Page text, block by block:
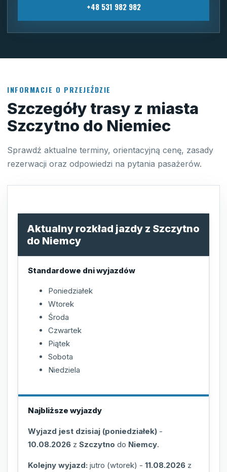
+48 531 982 982
INFORMACJE O PRZEJEŹDZIE
Szczegóły trasy z miasta
Szczytno do Niemiec
Sprawdź aktualne terminy, orientacyjną cenę, zasady
rezerwacji oraz odpowiedzi na pytania pasażerów.
Aktualny rozkład jazdy z Szczytno
do Niemcy
Standardowe dni wyjazdów
Poniedziałek
Wtorek
Środa
Czwartek
Piątek
Sobota
Niedziela
Najbliższe wyjazdy
Wyjazd jest dzisiaj (poniedziałek) -
10.08.2026 z Szczytno do Niemcy.
Kolejny wyjazd: jutro (wtorek) - 11.08.2026 z